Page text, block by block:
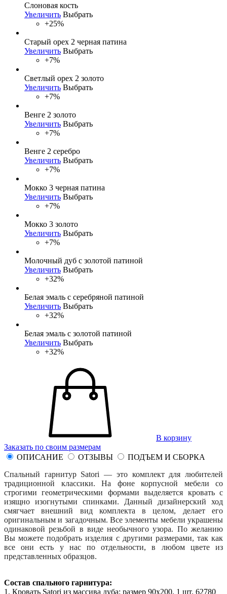
Слоновая кость
Увеличить Выбрать
+25%
Старый орех 2 черная патина
Увеличить Выбрать
+7%
Светлый орех 2 золото
Увеличить Выбрать
+7%
Венге 2 золото
Увеличить Выбрать
+7%
Венге 2 серебро
Увеличить Выбрать
+7%
Мокко 3 черная патина
Увеличить Выбрать
+7%
Мокко 3 золото
Увеличить Выбрать
+7%
Молочный дуб с золотой патиной
Увеличить Выбрать
+32%
Белая эмаль с серебряной патиной
Увеличить Выбрать
+32%
Белая эмаль с золотой патиной
Увеличить Выбрать
+32%
В корзину
Заказать по своим размерам
ОПИСАНИЕ
ОТЗЫВЫ
ПОДЪЕМ И СБОРКА
Спальный гарнитур Satori — это комплект для любителей
традиционной классики. На фоне корпусной мебели со
строгими геометрическими формами выделяется кровать с
изящно изогнутыми спинками. Данный дизайнерский ход
смягчает внешний вид комплекта в целом, делает его
оригинальным и загадочным. Все элементы мебели украшены
одинаковой резьбой в виде необычного узора. По желанию
Вы можете подобрать изделия с другими размерами, так как
все они есть у нас по отдельности, в любом цвете из
представленных образцов.
Состав спального гарнитура:
1. Кровать Satori из массива дуба: размер 90x200, 1 шт. 62780